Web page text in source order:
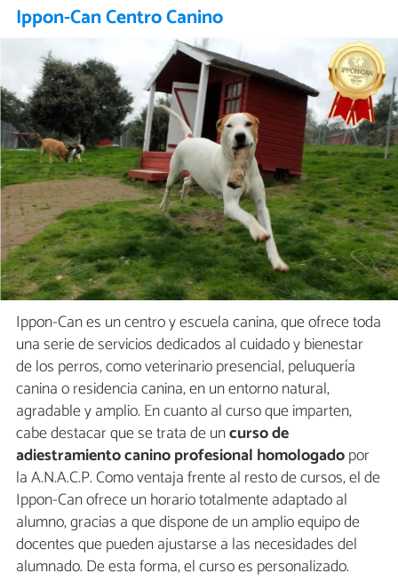
Ippon-Can Centro Canino
Ippon-Can es un centro y escuela canina, que ofrece toda
una serie de servicios dedicados al cuidado y bienestar
de los perros, como veterinario presencial, peluquería
canina o residencia canina, en un entorno natural,
agradable y amplio. En cuanto al curso que imparten,
cabe destacar que se trata de uncurso de
adiestramiento canino profesional homologadopor
la A.N.A.C.P. Como ventaja frente al resto de cursos, el de
Ippon-Can ofrece un horario totalmente adaptado al
alumno, gracias a que dispone de un amplio equipo de
docentes que pueden ajustarse a las necesidades del
alumnado. De esta forma, el curso es personalizado.